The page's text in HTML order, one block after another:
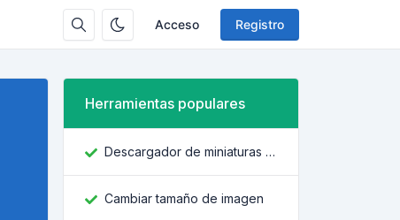
Acceso Registro
Herramientas populares
Descargador de miniaturas de YouTube
Cambiar tamaño de imagen